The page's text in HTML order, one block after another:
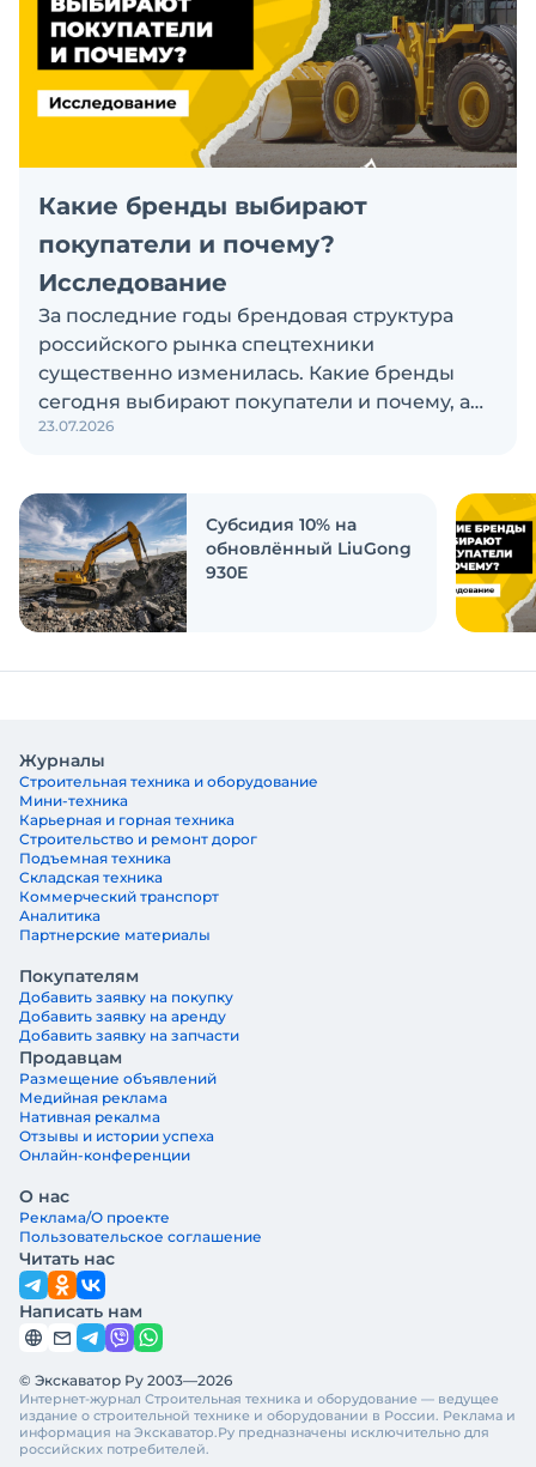
Какие бренды выбирают
покупатели и почему?
Исследование
За последние годы брендовая структура
российского рынка спецтехники
существенно изменилась. Какие бренды
сегодня выбирают покупатели и почему, а
также кого считают лидерами рынка?
ответить на эти вопросы
23.07.2026
Субсидия 10% на
обновлённый LiuGong
930E
Журналы
Строительная техника и оборудование
Мини-техника
Карьерная и горная техника
Строительство и ремонт дорог
Подъемная техника
Складская техника
Коммерческий транспорт
Аналитика
Партнерские материалы
Покупателям
Добавить заявку на покупку
Добавить заявку на аренду
Добавить заявку на запчасти
Продавцам
Размещение объявлений
Медийная реклама
Нативная рекалма
Отзывы и истории успеха
Онлайн-конференции
О нас
Реклама/О проекте
Пользовательское соглашение
Читать нас
Написать нам
© Экскаватор Ру 2003—2026
Интернет-журнал Строительная техника и оборудование — ведущее
издание о строительной технике и оборудовании в России. Реклама и
информация на Экскаватор.Ру предназначены исключительно для
российских потребителей.